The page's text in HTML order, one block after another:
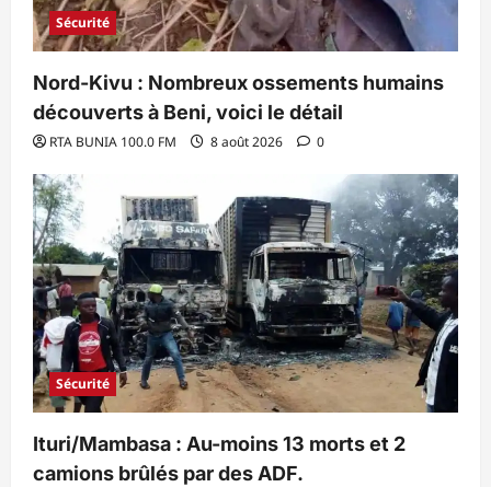
Sécurité
Nord-Kivu : Nombreux ossements humains
découverts à Beni, voici le détail
RTA BUNIA 100.0 FM 8 août 2026 0
Sécurité
Ituri/Mambasa : Au-moins 13 morts et 2
camions brûlés par des ADF.